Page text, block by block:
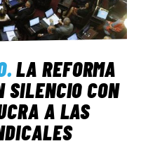
. LA REFORMA
SILENCIO CON
A LAS